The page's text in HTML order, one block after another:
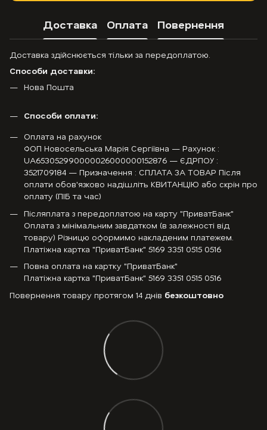
Доставка Оплата Повернення
Доставка здійснюється тільки за передоплатою.
Способи доставки:
Нова Пошта
Способи оплати:
Оплата на рахунок
ФОП Новосельська Марія Сергіївна — Рахунок :
UA653052990000026000000152876 — ЄДРПОУ :
3521709184 — Призначення : СПЛАТА ЗА ТОВАР Після
оплати обов'язково надішліть КВИТАНЦІЮ або скрін про
оплату (ПІБ та час)
Післяплата з передоплатою на карту "ПриватБанк"
Оплата з мінімальним завдатком (в залежності від
товару) Різницю оформимо накладеним платежем.
Платіжна картка "ПриватБанк" 5169 3351 0515 0516
Повна оплата на картку "ПриватБанк"
Платіжна картка "ПриватБанк" 5169 3351 0515 0516
Повернення товару протягом 14 днів безкоштовно